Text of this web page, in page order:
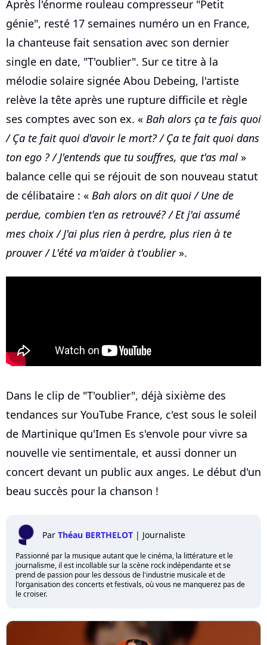
Après l'énorme rouleau compresseur "Petit
génie", resté 17 semaines numéro un en France,
la chanteuse fait sensation avec son dernier
single en date, "T'oublier". Sur ce titre à la
mélodie solaire signée Abou Debeing, l'artiste
relève la tête après une rupture difficile et règle
ses comptes avec son ex. « Bah alors ça te fais quoi
/ Ça te fait quoi d'avoir le mort? / Ça te fait quoi dans
ton ego ? / J'entends que tu souffres, que t'as mal »
balance celle qui se réjouit de son nouveau statut
de célibataire : « Bah alors on dit quoi / Une de
perdue, combien t'en as retrouvé? / Et j'ai assumé
mes choix / J'ai plus rien à perdre, plus rien à te
prouver / L'été va m'aider à t'oublier».
Dans le clip de "T'oublier", déjà sixième des
tendances sur YouTube France, c'est sous le soleil
de Martinique qu'Imen Es s'envole pour vivre sa
nouvelle vie sentimentale, et aussi donner un
concert devant un public aux anges. Le début d'un
beau succès pour la chanson !
Par Théau BERTHELOT | Journaliste
Passionné par la musique autant que le cinéma, la littérature et le
journalisme, il est incollable sur la scène rock indépendante et se
prend de passion pour les dessous de l'industrie musicale et de
l'organisation des concerts et festivals, où vous ne manquerez pas de
le croiser.